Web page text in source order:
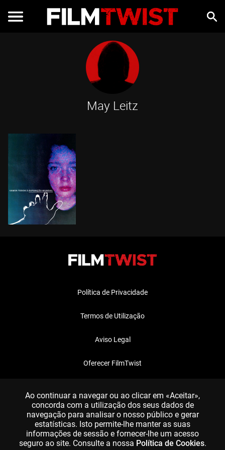
May Leitz
Política de Privacidade
Termos de Utilização
Aviso Legal
Oferecer FilmTwist
Ao continuar a navegar ou ao clicar em «Aceitar»,
concorda com a utilização dos seus dados de
navegação para analisar o nosso público e gerar
estatísticas. Isto permite-lhe manter as suas
informações de sessão e fornecer-lhe um acesso
seguro ao site. Consulte a nossa Política de Cookies.